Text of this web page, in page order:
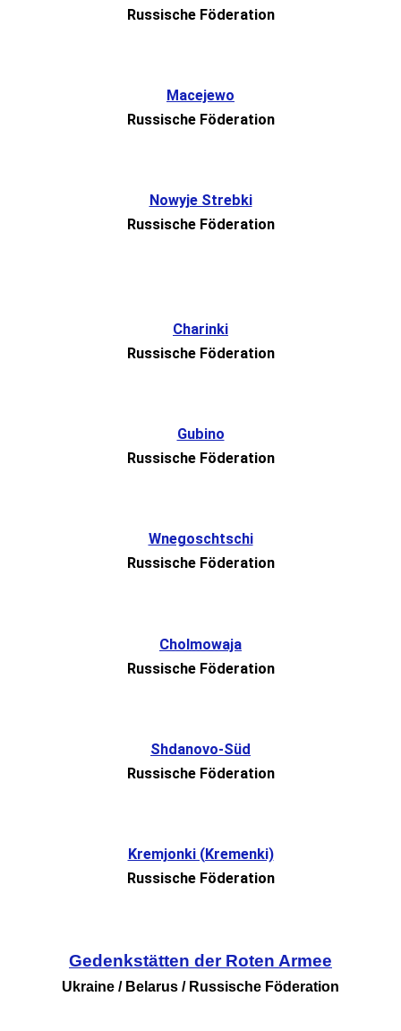
Russische Föderation
Macejewo
Russische Föderation
Nowyje Strebki
Russische Föderation
Charinki
Russische Föderation
Gubino
Russische Föderation
Wnegoschtschi
Russische Föderation
Cholmowaja
Russische Föderation
Shdanovo-Süd
Russische Föderation
Kremjonki (Kremenki)
Russische Föderation
Gedenkstätten der Roten Armee
Ukraine / Belarus / Russische Föderation